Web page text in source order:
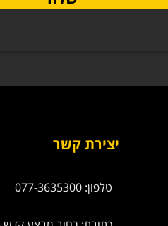
יצירת קשר
טלפון: 077-3635300